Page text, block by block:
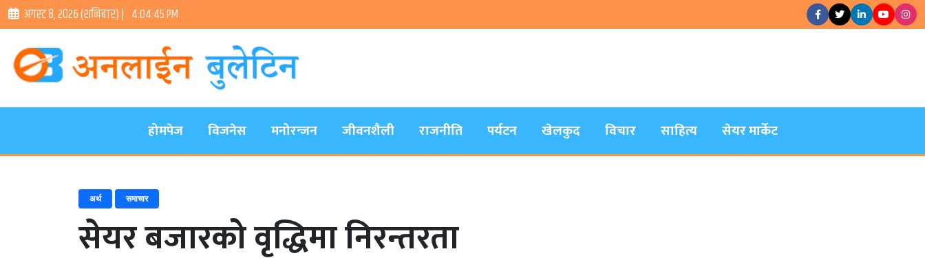
अगस्ट ८, २०२६ (शनिबार) | 4:04:46 PM
होमपेज विजनेस मनोरन्जन जीवनशैली राजनीति पर्यटन खेलकुद विचार साहित्य सेयर मार्केट
अर्थ समाचार
सेयर बजारको वृद्धिमा निरन्तरता